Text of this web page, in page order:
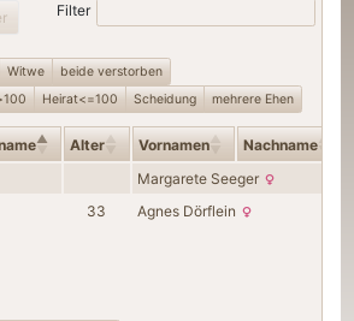
Filter
Witwe
beide verstorben
Heirat<=100 Scheidung mehrere Ehen
Alter Vornamen Nachname
Margarete Seeger
33 Agnes Dörflein